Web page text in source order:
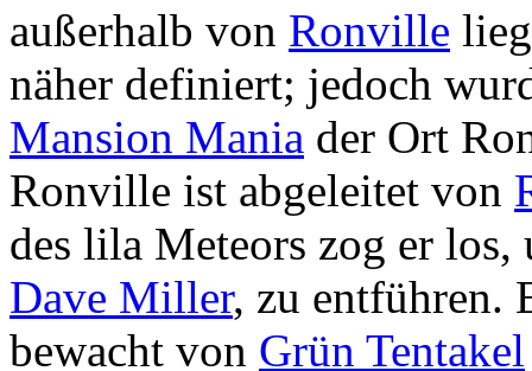
außerhalb von Ronville
näher definiert; jedoch
Mansion Mania der Ort
Ronville ist abgeleitet von
des lila Meteors zog er
Dave Miller, zu entführen.
bewacht von Grün Tentakel